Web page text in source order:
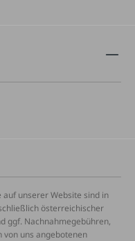
unserer Website sind in
österreichischer
ggf. Nachnahmegebühren,
uns angebotenen